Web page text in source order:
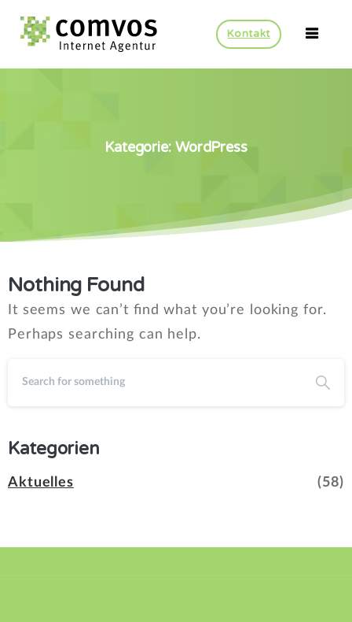
Kontakt
Kategorie: WordPress
Nothing Found
It seems we can’t find what you’re looking for.
Perhaps searching can help.
Kategorien
Aktuelles (58)